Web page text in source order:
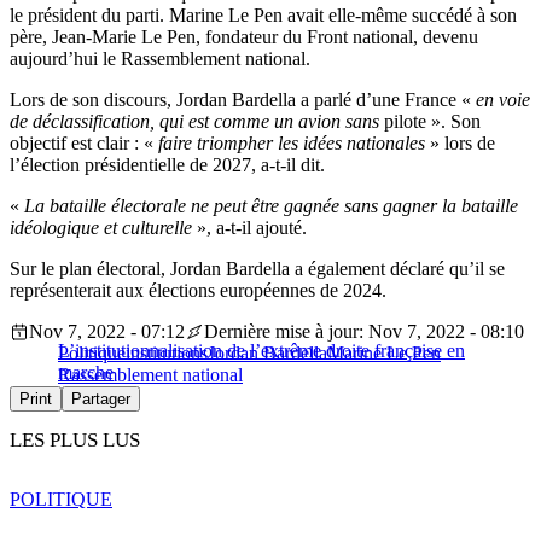
le président du parti. Marine Le Pen avait elle-même succédé à son
père, Jean-Marie Le Pen, fondateur du Front national, devenu
aujourd’hui le Rassemblement national.
Lors de son discours, Jordan Bardella a parlé d’une France « en voie
de déclassification, qui est comme un avion sans pilote ». Son
objectif est clair : « faire triompher les idées nationales » lors de
l’élection présidentielle de 2027, a-t-il dit.
« La bataille électorale ne peut être gagnée sans gagner la bataille
idéologique et culturelle », a-t-il ajouté.
Sur le plan électoral, Jordan Bardella a également déclaré qu’il se
représenterait aux élections européennes de 2024.
L’institutionnalisation de l’extrême droite française en
marche
Nov 7, 2022 - 07:12
Dernière mise à jour: Nov 7, 2022 - 08:10
PolitiqueinstitutionsJordan BardellaMarine Le Pen
Rassemblement national
Print Partager
LES PLUS LUS
POLITIQUE